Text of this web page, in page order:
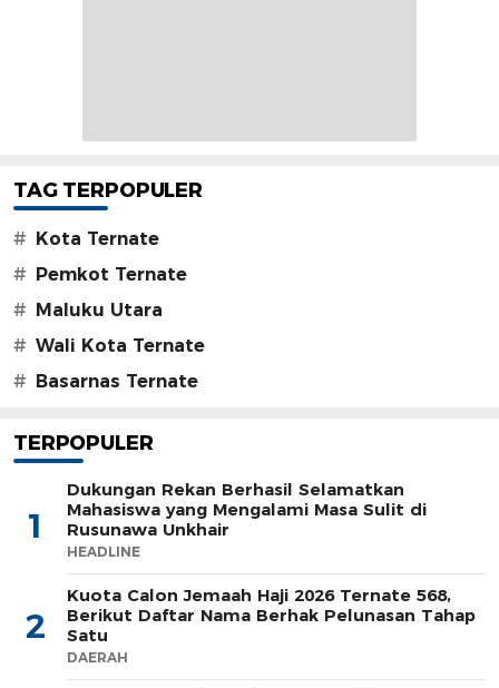
TAG TERPOPULER
# Kota Ternate
# Pemkot Ternate
# Maluku Utara
# Wali Kota Ternate
# Basarnas Ternate
TERPOPULER
1
Dukungan Rekan Berhasil Selamatkan
Mahasiswa yang Mengalami Masa Sulit di
Rusunawa Unkhair
HEADLINE
2
Kuota Calon Jemaah Haji 2026 Ternate 568,
Berikut Daftar Nama Berhak Pelunasan Tahap
Satu
DAERAH